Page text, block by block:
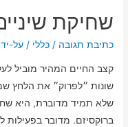
שחיקת
כתיבת תגובה /כללי / על-
קצב החיים המהיר מוביל
שונות ״לפרוק״ את הלחץ
שלא תמיד מדוברת, היא
ברוקסיזם. מדובר